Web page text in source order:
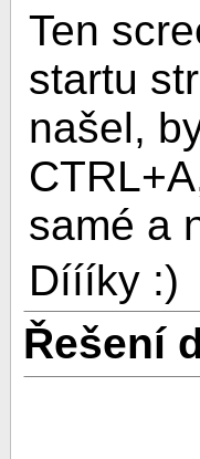
Ten
startu
našel,
samé a
Díííky :)
Řešení